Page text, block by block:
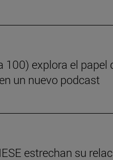
100) explora el papel
un nuevo podcast
estrechan su